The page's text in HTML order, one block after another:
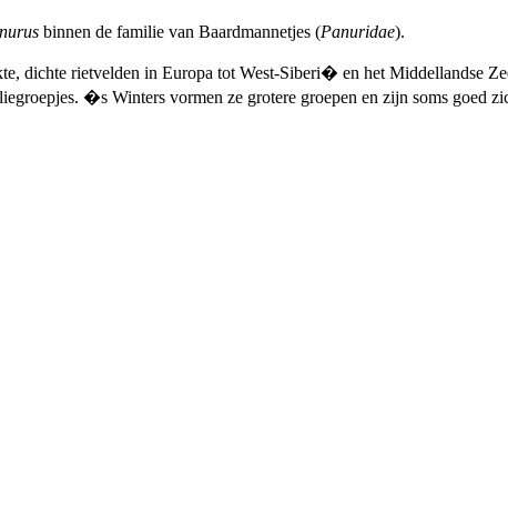
binnen de familie van Baardmannetjes (Panuridae).
dichte rietvelden in Europa tot West-Siberi� en het Middellandse
�s Winters vormen ze grotere groepen en zijn soms goed